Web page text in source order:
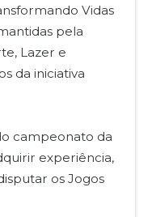
Vidas
pela
Lazer e
da iniciativa
campeonato da
experiência,
os Jogos